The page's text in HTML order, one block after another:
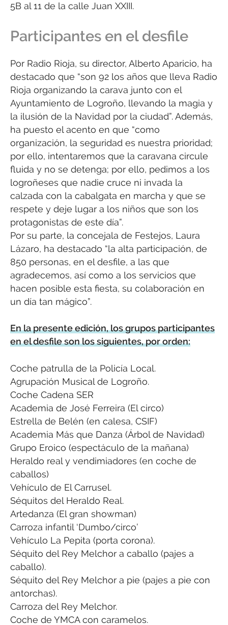
5B al 11 de la calle Juan XXIII.
Participantes en el desfile
Por Radio Rioja, su director, Alberto Aparicio, ha
destacado que “son 92 los años que lleva Radio
Rioja organizando la carava junto con el
Ayuntamiento de Logroño, llevando la magia y
la ilusión de la Navidad por la ciudad”. Además,
ha puesto el acento en que “como
organización, la seguridad es nuestra prioridad;
por ello, intentaremos que la caravana circule
fluida y no se detenga; por ello, pedimos a los
logroñeses que nadie cruce ni invada la
calzada con la cabalgata en marcha y que se
respete y deje lugar a los niños que son los
protagonistas de este día”.
Por su parte, la concejala de Festejos, Laura
Lázaro, ha destacado “la alta participación, de
850 personas, en el desfile, a las que
agradecemos, así como a los servicios que
hacen posible esta fiesta, su colaboración en
un día tan mágico”.
En la presente edición, los grupos participantes
en el desfile son los siguientes, por orden:
Coche patrulla de la Policía Local.
Agrupación Musical de Logroño.
Coche Cadena SER
Academia de José Ferreira (El circo)
Estrella de Belén (en calesa, CSIF)
Academia Más que Danza (Árbol de Navidad)
Grupo Eroico (espectáculo de la mañana)
Heraldo real y vendimiadores (en coche de
caballos)
Vehículo de El Carrusel.
Séquitos del Heraldo Real.
Artedanza (El gran showman)
Carroza infantil ‘Dumbo/circo’
Vehículo La Pepita (porta corona).
Séquito del Rey Melchor a caballo (pajes a
caballo).
Séquito del Rey Melchor a pie (pajes a pie con
antorchas).
Carroza del Rey Melchor.
Coche de YMCA con caramelos.